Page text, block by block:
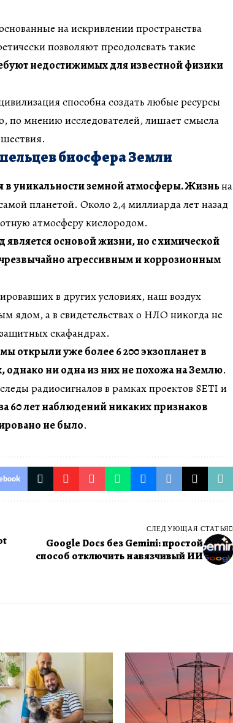
на искривлении пространства
позволяют преодолевать такие
недостижимых для известной физики
способна создать любые ресурсы
по мнению исследователей, лишает смысла
биосфера Земли
в уникальности земной атмосферы. Жизньна
планетой. Около 2,4 миллиарда лет назад
атмосферу кислородом.
является основой жизни, но с химической
чрезвычайно агрессивным и коррозионным
в других условиях, наш воздух
ядом, а в свидетельствах о НЛО никогда не
скафандрах.
открыли уже более 6 200 экзопланет в
однако ни одна из них не похожа на Землю.
радиосигналов в рамках проектов SETI и
60 лет наблюдений никаких признаков
не было.
СЛЕДУЮЩАЯ СТАТЬЯ
Google Docs без Gemini: простой
способ отключить навязчивый ИИ